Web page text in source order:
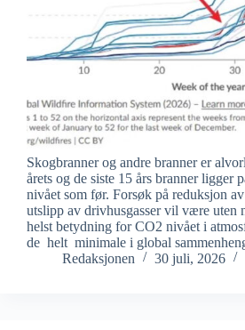
Skogbranner og andre branner er
årets og de siste 15 års branner ligger
nivået som før. Forsøk på reduksjon
utslipp av drivhusgasser vil være uten
helst betydning for CO2 nivået i
de helt minimale i global
Redaksjonen
30 juli, 2026